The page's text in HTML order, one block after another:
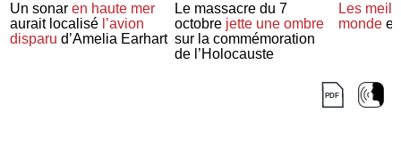
Un sonaren haute mer
aurait localisé l’avion
disparu d’Amelia Earhart
Le massacre du 7
octobre jette une ombre
sur la commémoration
de l’Holocauste
Les
monde